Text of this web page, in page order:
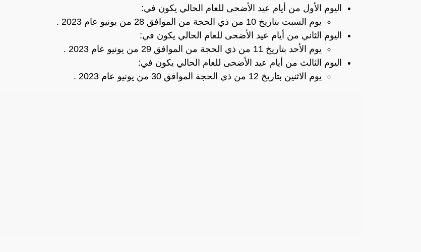
اليوم الأول من أيام عيد الأضحى للعام الحالي يكون في:
يوم السبت بتاريخ 10 من ذي الحجة من الموافق 28 من يونيو عام 2023 .
اليوم الثاني من أيام عيد الأضحى للعام الحالي يكون في:
يوم الأحد بتاريخ 11 من ذي الحجة من الموافق 29 من يونيو عام 2023 .
اليوم الثالث من أيام عيد الأضحى للعام الحالي يكون في:
يوم الاثنين بتاريخ 12 من ذي الحجة الموافق 30 من يونيو عام 2023 .